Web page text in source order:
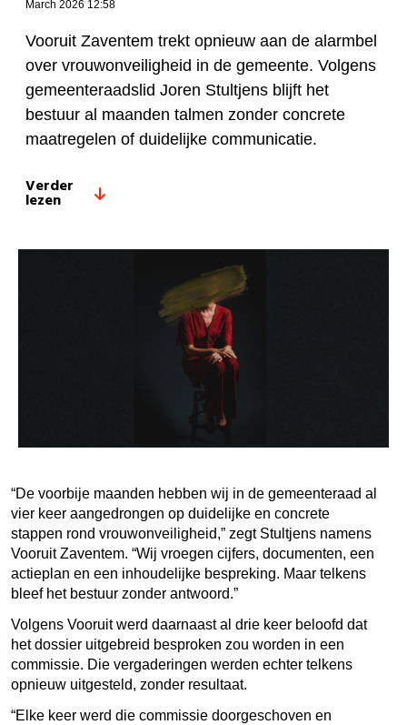
March 2026 12:58
Vooruit Zaventem trekt opnieuw aan de alarmbel
over vrouwonveiligheid in de gemeente. Volgens
gemeenteraadslid Joren Stultjens blijft het
bestuur al maanden talmen zonder concrete
maatregelen of duidelijke communicatie.
Verder
lezen
“De voorbije maanden hebben wij in de gemeenteraad al
vier keer aangedrongen op duidelijke en concrete
stappen rond vrouwonveiligheid,” zegt Stultjens namens
Vooruit Zaventem. “Wij vroegen cijfers, documenten, een
actieplan en een inhoudelijke bespreking. Maar telkens
bleef het bestuur zonder antwoord.”
Volgens Vooruit werd daarnaast al drie keer beloofd dat
het dossier uitgebreid besproken zou worden in een
commissie. Die vergaderingen werden echter telkens
opnieuw uitgesteld, zonder resultaat.
“Elke keer werd die commissie doorgeschoven en